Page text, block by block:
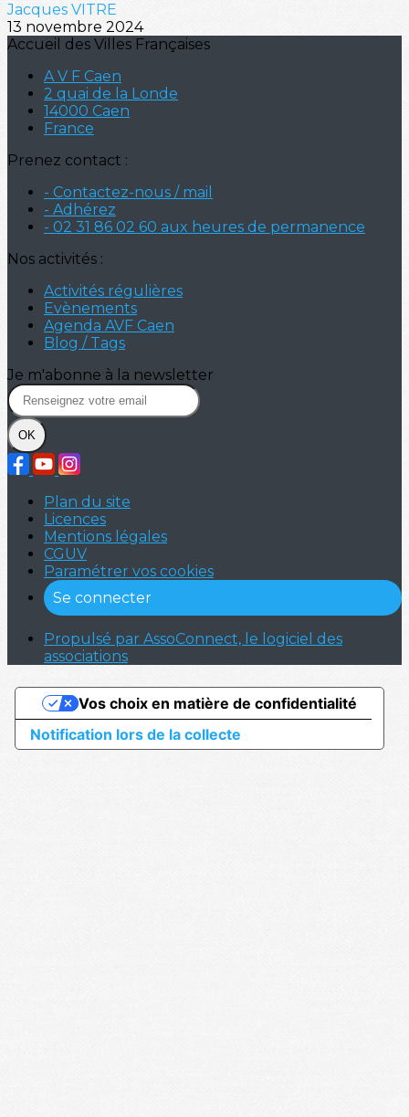
Jacques VITRE
13 novembre 2024
Accueil des Villes Françaises
A V F Caen
2 quai de la Londe
14000 Caen
France
Prenez contact :
- Contactez-nous / mail
- Adhérez
- 02 31 86 02 60 aux heures de permanence
Nos activités :
Activités régulières
Evènements
Agenda AVF Caen
Blog / Tags
Je m'abonne à la newsletter
OK
Plan du site
Licences
Mentions légales
CGUV
Paramétrer vos cookies
Se connecter
Propulsé par AssoConnect, le logiciel des
associations
Notification lors de la collecte
Vos choix en matière de confidentialité